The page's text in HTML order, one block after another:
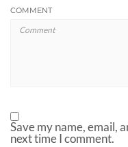
COMMENT
Save my name, email,
next time I comment.